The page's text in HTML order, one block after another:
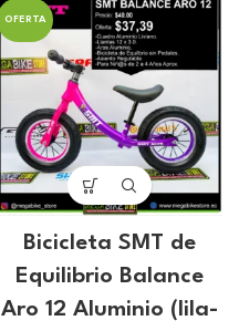
original
era:
$77.00.
actual
$71.97.
OFERTA
Bicicleta SMT de
Equilibrio Balance
Aro 12 Aluminio (lila-